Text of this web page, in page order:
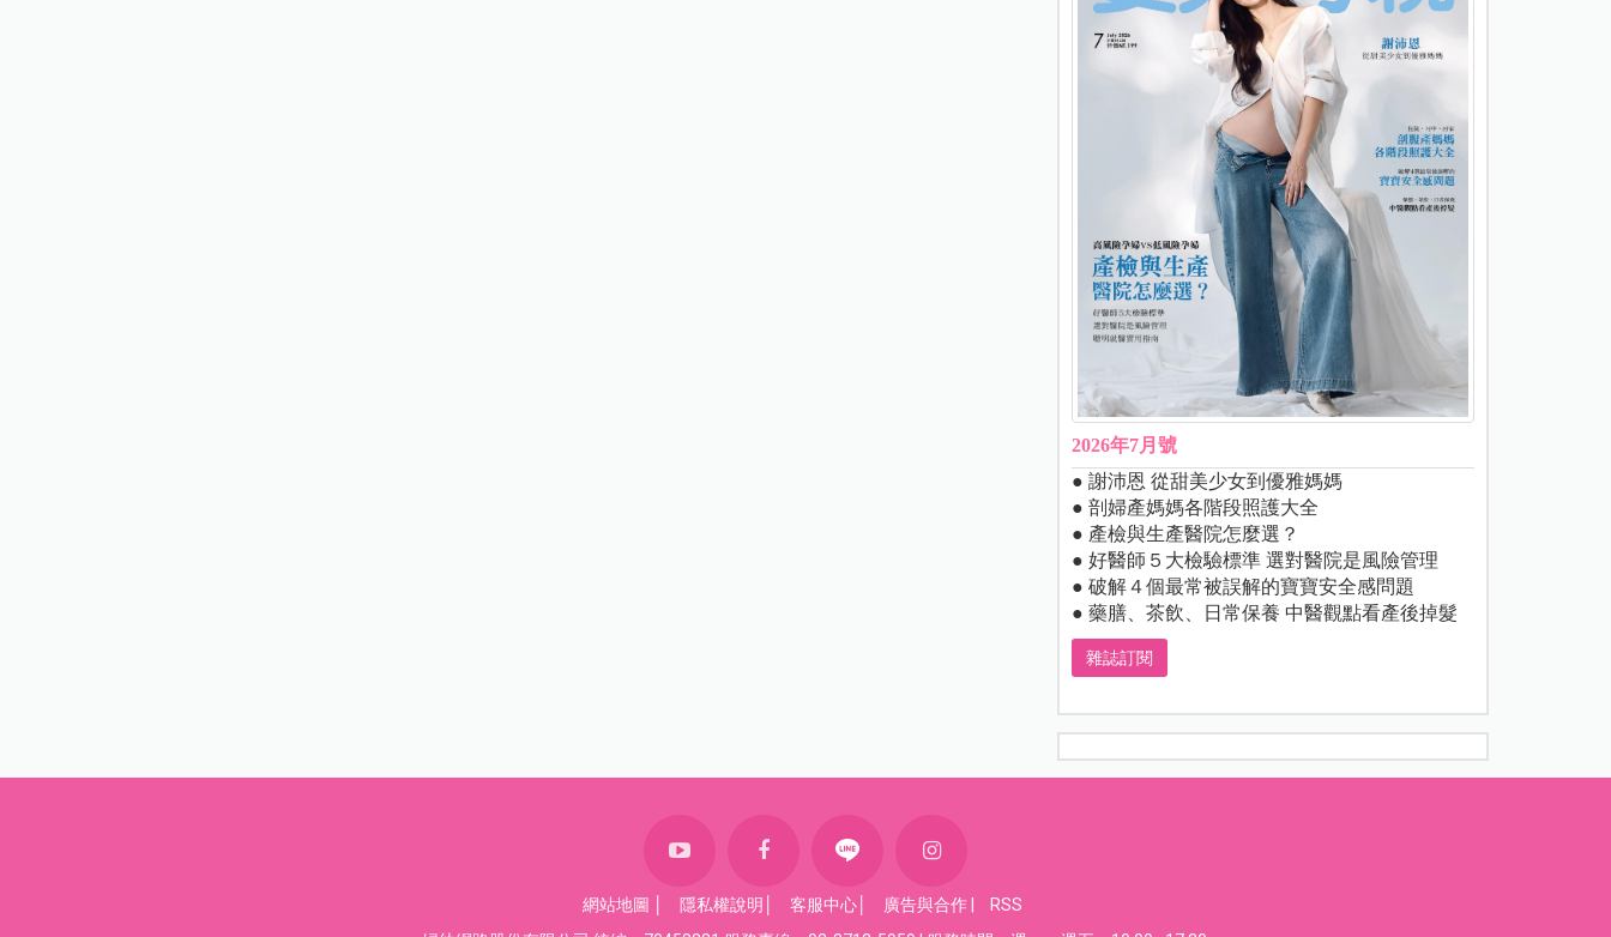
2026年7月號
● 謝沛恩 從甜美少女到優雅媽媽
● 剖婦產媽媽各階段照護大全
● 產檢與生產醫院怎麼選？
● 好醫師５大檢驗標準 選對醫院是風險管理
● 破解４個最常被誤解的寶寶安全感問題
● 藥膳、茶飲、日常保養 中醫觀點看產後掉髮
雜誌訂閱
網站地圖 隱私權說明 客服中心 廣告與合作
RSS